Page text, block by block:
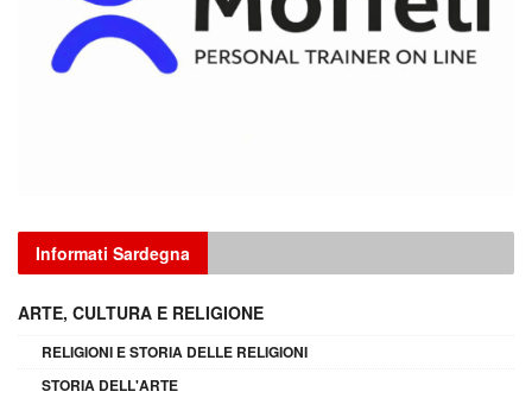
Informati Sardegna
ARTE, CULTURA E RELIGIONE
RELIGIONI E STORIA DELLE RELIGIONI
STORIA DELL'ARTE